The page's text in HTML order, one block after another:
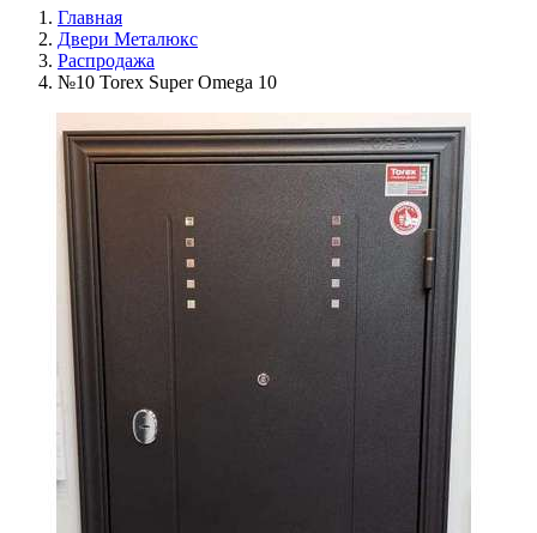
Главная
Двери Металюкс
Распродажа
№10 Torex Super Omega 10